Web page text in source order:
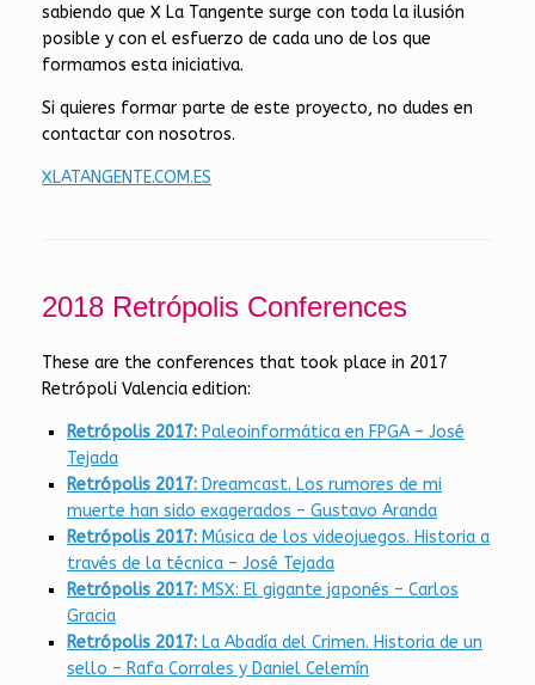
sabiendo que X La Tangente surge con toda la ilusión
posible y con el esfuerzo de cada uno de los que
formamos esta iniciativa.
Si quieres formar parte de este proyecto, no dudes en
contactar con nosotros.
XLATANGENTE.COM.ES
2018 Retrópolis Conferences
These are the conferences that took place in 2017
Retrópoli Valencia edition:
Retrópolis 2017: Paleoinformática en FPGA – José
Tejada
Retrópolis 2017: Dreamcast. Los rumores de mi
muerte han sido exagerados – Gustavo Aranda
Retrópolis 2017: Música de los videojuegos. Historia a
través de la técnica – José Tejada
Retrópolis 2017: MSX: El gigante japonés – Carlos
Gracia
Retrópolis 2017: La Abadía del Crimen. Historia de un
sello – Rafa Corrales y Daniel Celemín